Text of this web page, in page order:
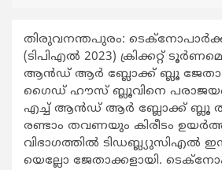
തിരുവനന്തപുരം: ടെക്നോപാര്‍ക്ക്
(ടിപിഎല്‍ 2023) ക്രിക്കറ്റ്
ആന്‍ഡ് ആര്‍ ബ്ലോക്ക് ബ്ലൂ
ഗൈഡ് ഹൗസ് ബ്ലൂവിനെ
എച്ച് ആന്‍ഡ് ആര്‍ ബ്ലോക്ക് ബ്ലൂ
രണ്ടാം തവണയും കിരീടം
വിഭാഗത്തില്‍ ടിഡബ്ല്യുസിഎല്‍
യെല്ലോ ജേതാക്കളായി.